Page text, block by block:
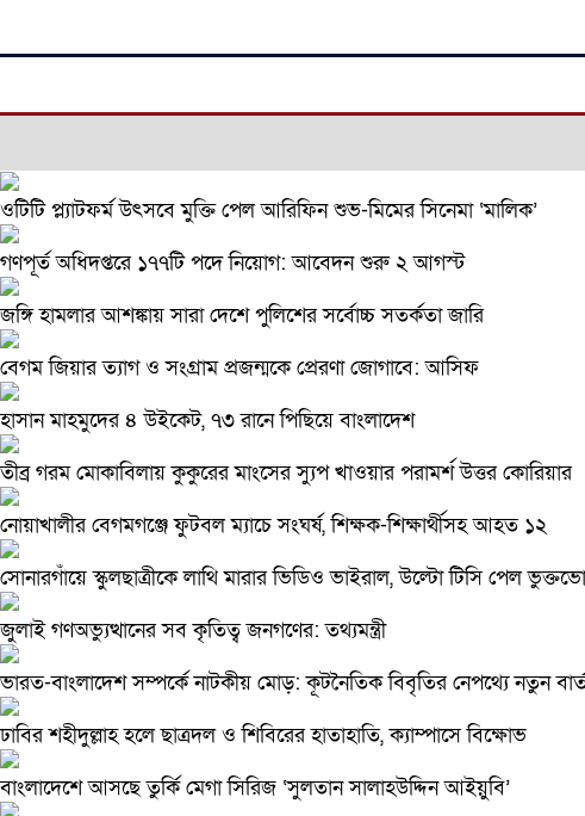
ওটিটি প্ল্যাটফর্ম উৎসবে মুক্তি পেল আরিফিন শুভ-মিমের সিনেমা ‘মালিক’
গণপূর্ত অধিদপ্তরে ১৭৭টি পদে নিয়োগ: আবেদন শুরু ২ আগস্ট
জঙ্গি হামলার আশঙ্কায় সারা দেশে পুলিশের সর্বোচ্চ সতর্কতা জারি
বেগম জিয়ার ত্যাগ ও সংগ্রাম প্রজন্মকে প্রেরণা জোগাবে: আসিফ
হাসান মাহমুদের ৪ উইকেট, ৭৩ রানে পিছিয়ে বাংলাদেশ
তীব্র গরম মোকাবিলায় কুকুরের মাংসের স্যুপ খাওয়ার পরামর্শ উত্তর কোরিয়ার
নোয়াখালীর বেগমগঞ্জে ফুটবল ম্যাচে সংঘর্ষ, শিক্ষক-শিক্ষার্থীসহ আহত ১২
সোনারগাঁয়ে স্কুলছাত্রীকে লাথি মারার ভিডিও ভাইরাল, উল্টো টিসি পেল
জুলাই গণঅভ্যুত্থানের সব কৃতিত্ব জনগণের: তথ্যমন্ত্রী
ভারত-বাংলাদেশ সম্পর্কে নাটকীয় মোড়: কূটনৈতিক বিবৃতির নেপথ্যে নতুন
ঢাবির শহীদুল্লাহ হলে ছাত্রদল ও শিবিরের হাতাহাতি, ক্যাম্পাসে বিক্ষোভ
বাংলাদেশে আসছে তুর্কি মেগা সিরিজ ‘সুলতান সালাহউদ্দিন আইয়ুবি’